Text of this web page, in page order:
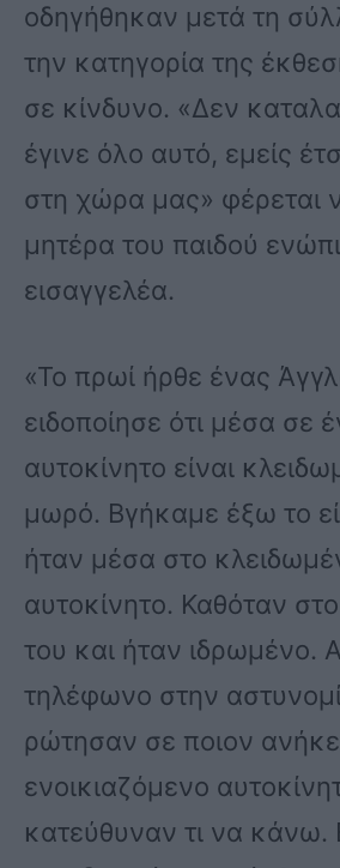
οδηγήθηκαν μετά τη
την κατηγορία της
σε κίνδυνο. «Δεν
έγινε όλο αυτό, εμείς
στη χώρα μας» φέρεται
μητέρα του παιδού
εισαγγελέα.
«Το πρωί ήρθε ένας
ειδοποίησε ότι μέσα σε
αυτοκίνητο είναι
μωρό. Βγήκαμε έξω το
ήταν μέσα στο
αυτοκίνητο. Καθόταν
του και ήταν ιδρωμένο.
τηλέφωνο στην
ρώτησαν σε ποιον
ενοικιαζόμενο
κατεύθυναν τι να κάνω.